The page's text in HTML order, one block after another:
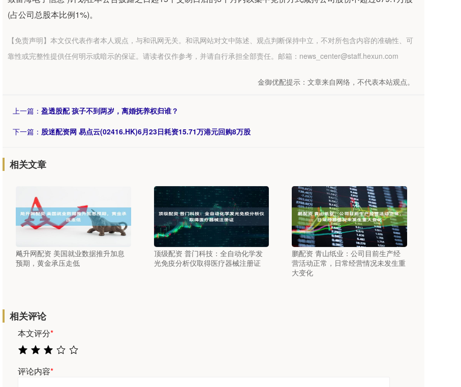
(占公司总股本比例1%)。
【免责声明】本文仅代表作者本人观点，与和讯网无关。和讯网站对文中陈述、观点判断保持中立，不对所包含内容的准确性、可
靠性或完整性提供任何明示或暗示的保证。请读者仅作参考，并请自行承担全部责任。邮箱：news_center@staff.hexun.com
金御优配提示：文章来自网络，不代表本站观点。
上一篇： 盈透股配 孩子不到两岁，离婚抚养权归谁？
下一篇： 股迷配资网 易点云(02416.HK)6月23日耗资15.71万港元回购8万股
相关文章
飚升网配资 美国就业数据推升加息
预期，黄金承压走低
顶级配资 普门科技：全自动化学发
光免疫分析仪取得医疗器械注册证
鹏配资 青山纸业：公司目前生产经
营活动正常，日常经营情况未发生重
大变化
相关评论
本文评分*
评论内容*